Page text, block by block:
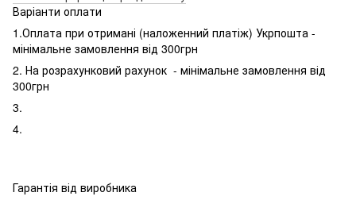
Варіанти оплати
1.Оплата при отримані (наложенний платіж) Укрпошта -
мінімальне замовлення від 300грн
2. На розрахунковий рахунок - мінімальне замовлення від
300грн
3.
4.
Гарантія від виробника